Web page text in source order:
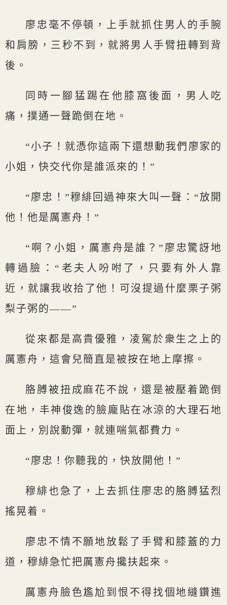
廖忠毫不停頓，上手就抓住男人的手腕
和肩膀，三秒不到，就將男人手臂扭轉到背
後。
同時一腳猛踢在他膝窩後面，男人吃
痛，撲通一聲跪倒在地。
“小子！就憑你這兩下還想動我們廖家的
小姐，快交代你是誰派來的！”
“廖忠！”穆緋回過神來大叫一聲：“放開
他！他是厲憲舟！”
“啊？小姐，厲憲舟是誰？”廖忠驚訝地
轉過臉：“老夫人吩咐了，只要有外人靠
近，就讓我收拾了他！可沒提過什麼栗子粥
梨子粥的——”
從來都是高貴優雅，凌駕於衆生之上的
厲憲舟，這會兒簡直是被按在地上摩擦。
胳膊被扭成麻花不說，還是被壓着跪倒
在地，丰神俊逸的臉龐貼在冰涼的大理石地
面上，別說動彈，就連喘氣都費力。
“廖忠！你聽我的，快放開他！”
穆緋也急了，上去抓住廖忠的胳膊猛烈
搖晃着。
廖忠不情不願地放鬆了手臂和膝蓋的力
道，穆緋急忙把厲憲舟攙扶起來。
厲憲舟臉色尷尬到恨不得找個地縫鑽進